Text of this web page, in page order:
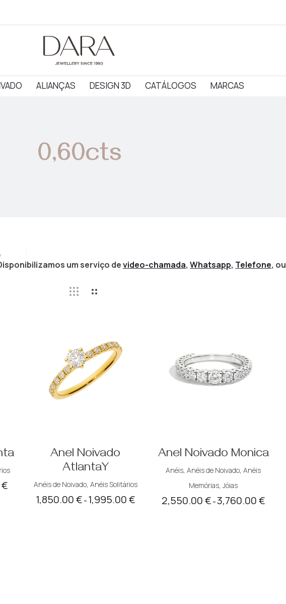
ALIANÇAS DESIGN 3D CATÁLOGOS MARCAS
0,60cts
um serviço devideo-chamada,Whatsapp, Telefone, ou
€Price
Anel Noivado
AtlantaY
Anéis de Noivado, Anéis Solitários
1,850.00€ – 1,995.00€Price
Anel Noivado Monica
Anéis,Anéis de Noivado,Anéis
Memórias,Jóias
2,550.00€ –3,760.00€Price